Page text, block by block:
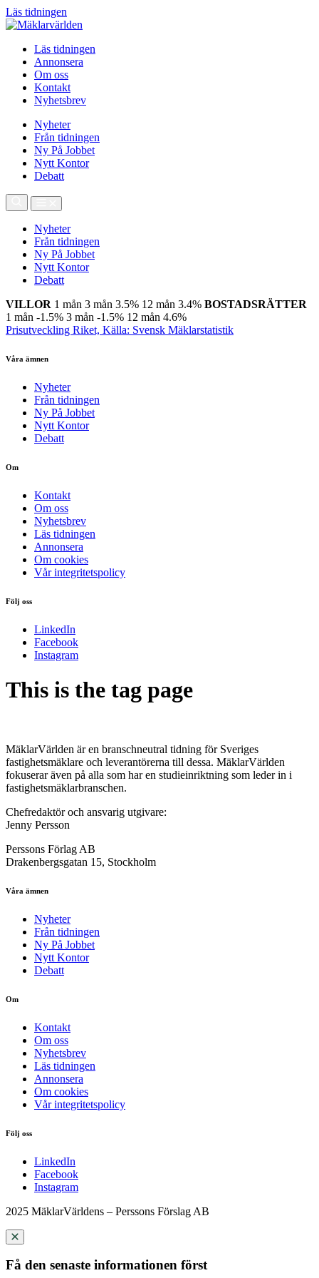
Läs tidningen
Läs tidningen
Annonsera
Om oss
Kontakt
Nyhetsbrev
Nyheter
Från tidningen
Ny På Jobbet
Nytt Kontor
Debatt
Nyheter
Från tidningen
Ny På Jobbet
Nytt Kontor
Debatt
VILLOR 1 mån 3 mån 3.5% 12 mån 3.4% BOSTADSRÄTTER
1 mån -1.5% 3 mån -1.5% 12 mån 4.6%
Prisutveckling Riket, Källa: Svensk Mäklarstatistik
Våra ämnen
Nyheter
Från tidningen
Ny På Jobbet
Nytt Kontor
Debatt
Om
Kontakt
Om oss
Nyhetsbrev
Läs tidningen
Annonsera
Om cookies
Vår integritetspolicy
Följ oss
LinkedIn
Facebook
Instagram
This is the tag page
MäklarVärlden är en branschneutral tidning för Sveriges
fastighetsmäklare och leverantörerna till dessa. MäklarVärlden
fokuserar även på alla som har en studieinriktning som leder in i
fastighetsmäklarbranschen.
Chefredaktör och ansvarig utgivare:
Jenny Persson
Perssons Förlag AB
Drakenbergsgatan 15, Stockholm
Våra ämnen
Nyheter
Från tidningen
Ny På Jobbet
Nytt Kontor
Debatt
Om
Kontakt
Om oss
Nyhetsbrev
Läs tidningen
Annonsera
Om cookies
Vår integritetspolicy
Följ oss
LinkedIn
Facebook
Instagram
2025 MäklarVärldens – Perssons Förslag AB
Få den senaste informationen först